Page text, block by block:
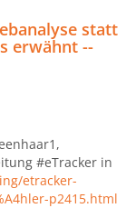
statt
erwähnt --
#eTracker in
etracker-
p2415.html